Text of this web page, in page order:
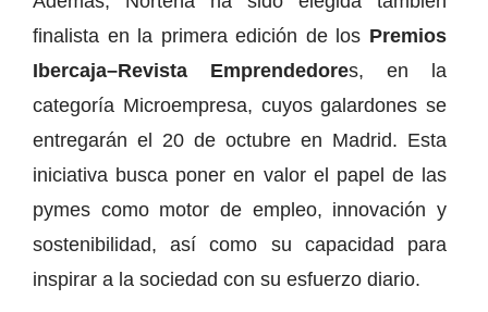
finalista en la primera edición de los Premios
Ibercaja–Revista Emprendedores, en la
categoría Microempresa, cuyos galardones se
entregarán el 20 de octubre en Madrid. Esta
iniciativa busca poner en valor el papel de las
pymes como motor de empleo, innovación y
sostenibilidad, así como su capacidad para
inspirar a la sociedad con su esfuerzo diario.